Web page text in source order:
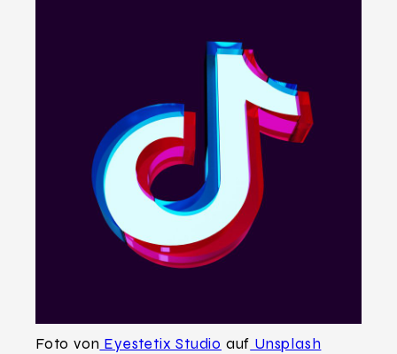
Foto von Eyestetix Studio auf Unsplash